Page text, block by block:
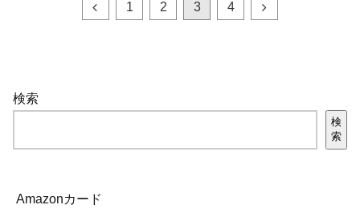
1 2 3 4
検索
検
索
Amazonカード